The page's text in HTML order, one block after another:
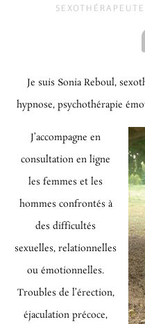
Je suis Sonia Reboul,
hypnose, psychothérapie
J’accompagne en
consultation en ligne
les femmes et les
hommes confrontés à
des difficultés
sexuelles, relationnelles
ou émotionnelles.
Troubles de l’érection,
éjaculation précoce,